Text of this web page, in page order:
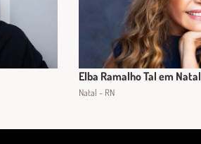
Elba Ramalho Tal em Natal
Natal - RN